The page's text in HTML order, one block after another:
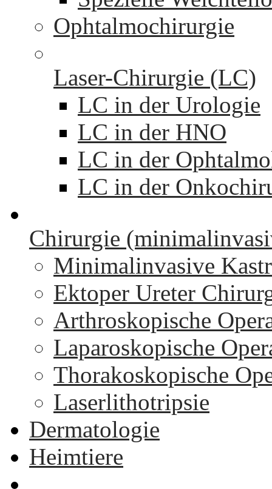
Ophtalmochirurgie
Laser-Chirurgie (LC)
LC in der Urologie
LC in der HNO
LC in der
LC in der
Chirurgie
Minimalinvasive
Ektoper Ureter
Arthroskopische
Laparoskopische
Thorakoskopische
Laserlithotripsie
Dermatologie
Heimtiere